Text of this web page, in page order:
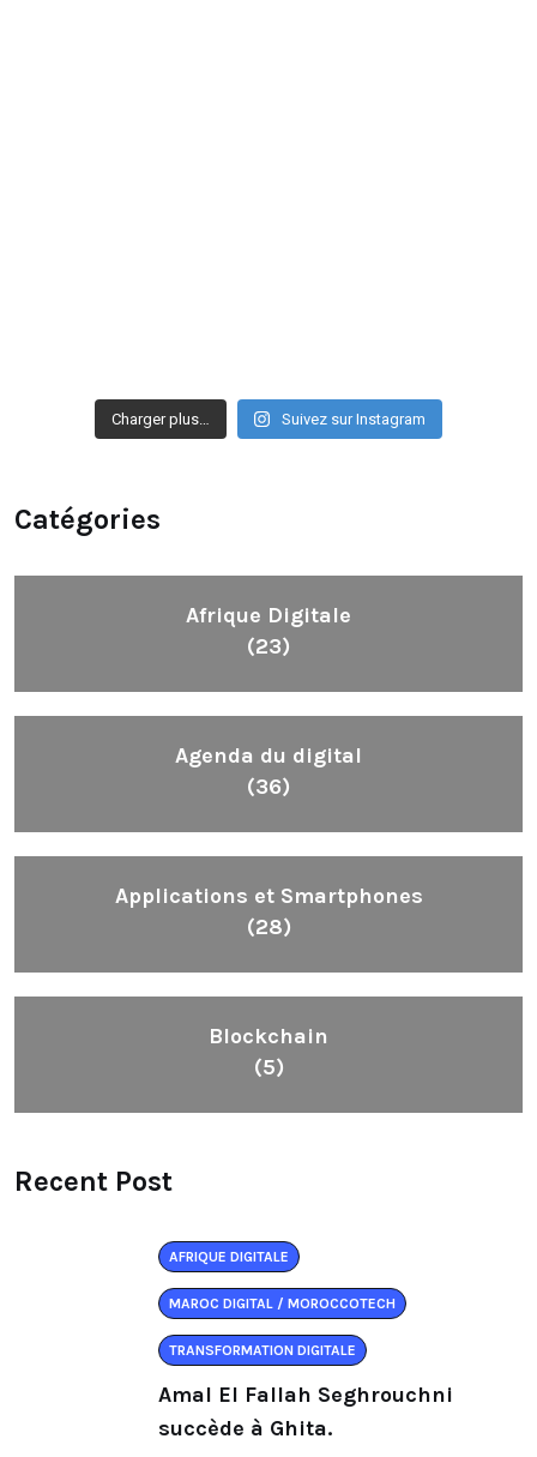
Charger plus… Suivez sur Instagram
Catégories
Afrique Digitale
(23)
Agenda du digital
(36)
Applications et Smartphones
(28)
Blockchain
(5)
Recent Post
AFRIQUE DIGITALE
MAROC DIGITAL / MOROCCOTECH
TRANSFORMATION DIGITALE
Amal El Fallah Seghrouchni
succède à Ghita.